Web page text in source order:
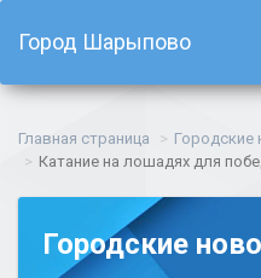
Город Шарыпово
Главная страница
Городские
Катание на лошадях для
Городские